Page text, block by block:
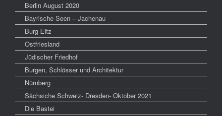
Berlin August 2020
Bayrische Seen – Jachenau
Burg Eltz
Ostfriesland
Jüdischer Friedhof
Burgen, Schlösser und Architektur
Nürnberg
Sächsiche Schweiz- Dresden- Oktober 2021
Die Bastei